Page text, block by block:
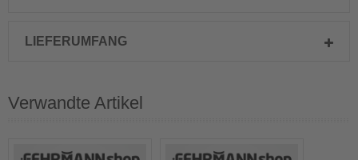
LIEFERUMFANG
Verwandte Artikel